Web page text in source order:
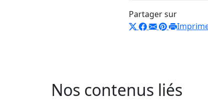
Partager sur
Nos contenus liés